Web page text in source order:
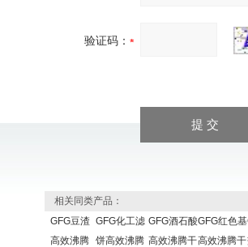
验证码：
相关同类产品：
GFG豆渣
高效沸腾
GFG化工滤
饼高效沸腾
GFG酒石酸
高效沸腾干
GFG红色基
高效沸腾干